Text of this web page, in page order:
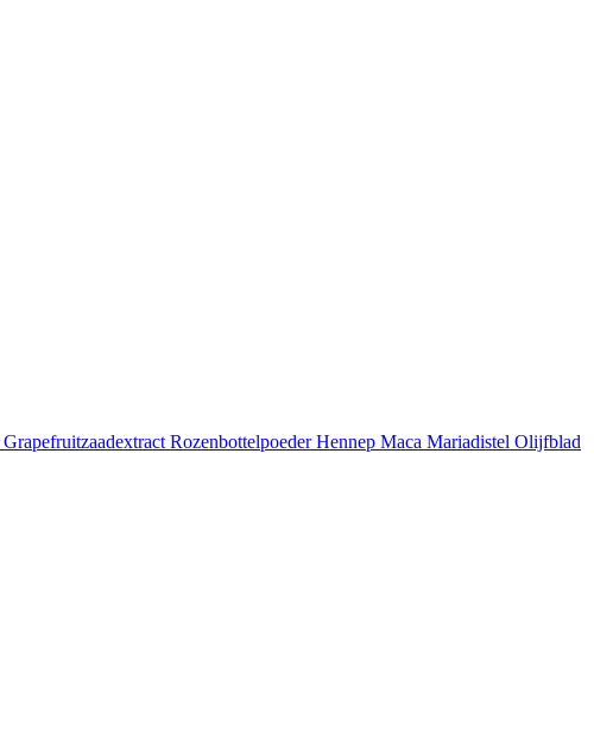
Grapefruitzaadextract Rozenbottelpoeder Hennep Maca Mariadistel Olijfblad